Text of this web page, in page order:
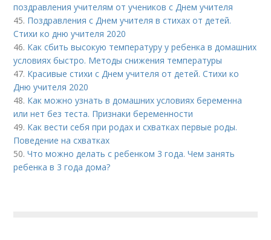
поздравления учителям от учеников с Днем учителя
45. Поздравления с Днем учителя в стихах от детей.
Стихи ко дню учителя 2020
46. Как сбить высокую температуру у ребенка в домашних
условиях быстро. Методы снижения температуры
47. Красивые стихи с Днем учителя от детей. Стихи ко
Дню учителя 2020
48. Как можно узнать в домашних условиях беременна
или нет без теста. Признаки беременности
49. Как вести себя при родах и схватках первые роды.
Поведение на схватках
50.Что можно делать с ребенком 3 года. Чем занять
ребенка в 3 года дома?